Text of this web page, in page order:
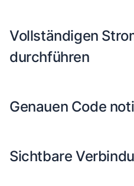
Vollständigen
durchführen
Genauen Code
Sichtbare